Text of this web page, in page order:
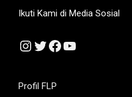
Ikuti Kami di Media Sosial
Instagram
Twitter
Facebook
YouTube
Profil FLP